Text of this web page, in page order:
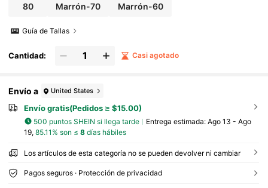
80 Marrón-70 Marrón-60
Guía de Tallas
Cantidad: Casi agotado
Envío a United States
Envío gratis(Pedidos ≥ $15.00)
500 puntos SHEIN si llega tarde Entrega estimada: Ago 13 - Ago
19, 85.11% son ≤ 8días hábiles
Los artículos de esta categoría no se pueden devolver ni cambiar
Pagos seguros · Protección de privacidad